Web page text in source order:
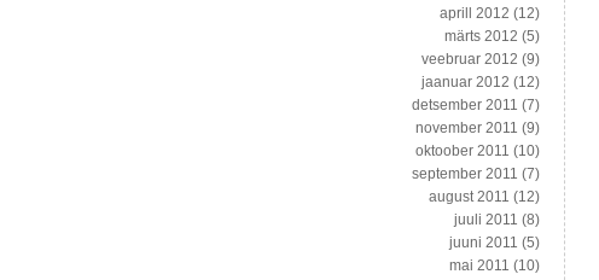
aprill 2012 (12)
märts 2012 (5)
veebruar 2012 (9)
jaanuar 2012 (12)
detsember 2011 (7)
november 2011 (9)
oktoober 2011 (10)
september 2011 (7)
august 2011 (12)
juuli 2011 (8)
juuni 2011 (5)
mai 2011 (10)